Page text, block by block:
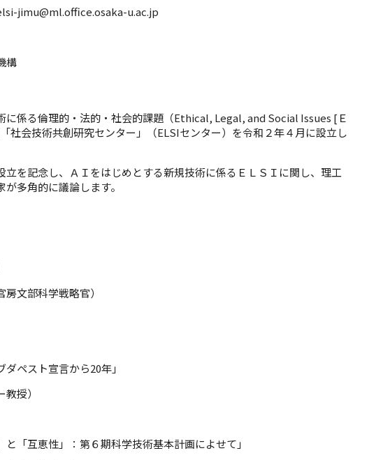
jimu@ml.office.osaka-u.ac.jp
構
に係る倫理的・法的・社会的課題（Ethical, Legal, and Social Issues [Ｅ
社会技術共創研究センター」（ELSIセンター）を令和２年４月に設立し
を記念し、ＡＩをはじめとする新規技術に係るＥＬＳＩに関し、理工
多角的に議論します。
文部科学戦略官）
ペスト宣言から20年」
授）
「互恵性」：第６期科学技術基本計画によせて」